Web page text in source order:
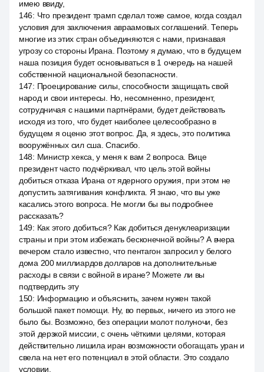
имею ввиду,
146: Что президент трамп сделал тоже самое, когда создал
условия для заключения авраамовых соглашений. Теперь
многие из этих стран объединяются с нами, признавая
угрозу со стороны Ирана. Поэтому я думаю, что в будущем
наша позиция будет основываться в 1 очередь на нашей
собственной национальной безопасности.
147: Проецирование силы, способности защищать свой
народ и свои интересы. Но, несомненно, президент,
сотрудничая с нашими партнёрами, будет действовать
исходя из того, что будет наиболее целесообразно в
будущем я оценю этот вопрос. Да, я здесь, это политика
вооружённых сил сша. Спасибо.
148: Министр хекса, у меня к вам 2 вопроса. Вице
президент часто подчёркивал, что цель этой войны
добиться отказа Ирана от ядерного оружия, при этом не
допустить затягивания конфликта. Я знаю, что вы уже
касались этого вопроса. Не могли бы вы подробнее
рассказать?
149: Как этого добиться? Как добиться денуклеаризации
страны и при этом избежать бесконечной войны? А вчера
вечером стало известно, что пентагон запросил у белого
дома 200 миллиардов долларов на дополнительные
расходы в связи с войной в иране? Можете ли вы
подтвердить эту
150: Информацию и объяснить, зачем нужен такой
большой пакет помощи. Ну, во первых, ничего из этого не
было бы. Возможно, без операции молот полуночи, без
этой дерзкой миссии, с очень чёткими целями, которая
действительно лишила иран возможности обогащать уран и
свела на нет его потенциал в этой области. Это создало
условии,